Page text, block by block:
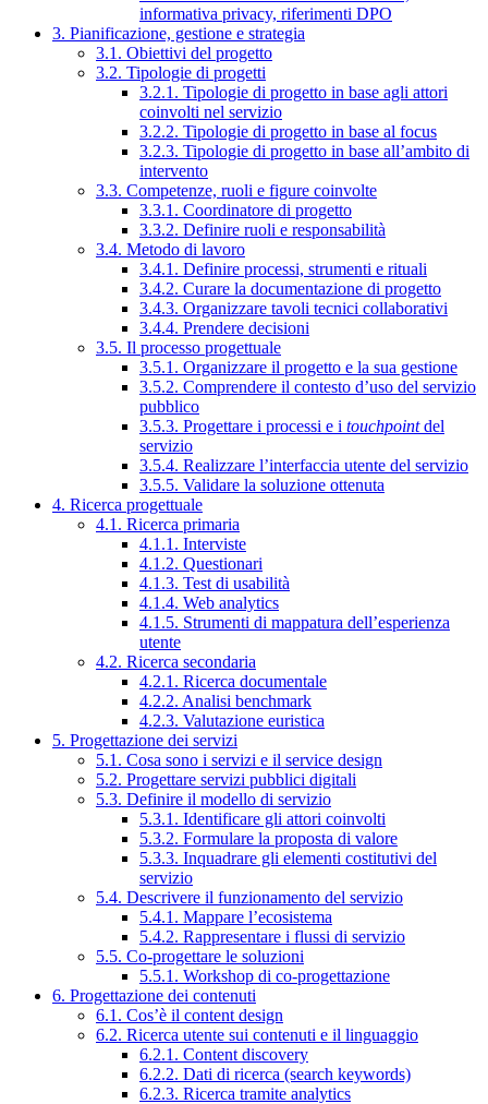
informativa privacy, riferimenti DPO
3. Pianificazione, gestione e strategia
3.1. Obiettivi del progetto
3.2. Tipologie di progetti
3.2.1. Tipologie di progetto in base agli attori
coinvolti nel servizio
3.2.2. Tipologie di progetto in base al focus
3.2.3. Tipologie di progetto in base all’ambito di
intervento
3.3. Competenze, ruoli e figure coinvolte
3.3.1. Coordinatore di progetto
3.3.2. Definire ruoli e responsabilità
3.4. Metodo di lavoro
3.4.1. Definire processi, strumenti e rituali
3.4.2. Curare la documentazione di progetto
3.4.3. Organizzare tavoli tecnici collaborativi
3.4.4. Prendere decisioni
3.5. Il processo progettuale
3.5.1. Organizzare il progetto e la sua gestione
3.5.2. Comprendere il contesto d’uso del servizio
pubblico
3.5.3. Progettare i processi e i touchpointdel
servizio
3.5.4. Realizzare l’interfaccia utente del servizio
3.5.5. Validare la soluzione ottenuta
4. Ricerca progettuale
4.1. Ricerca primaria
4.1.1. Interviste
4.1.2. Questionari
4.1.3. Test di usabilità
4.1.4. Web analytics
4.1.5. Strumenti di mappatura dell’esperienza
utente
4.2. Ricerca secondaria
4.2.1. Ricerca documentale
4.2.2. Analisi benchmark
4.2.3. Valutazione euristica
5. Progettazione dei servizi
5.1. Cosa sono i servizi e il service design
5.2. Progettare servizi pubblici digitali
5.3. Definire il modello di servizio
5.3.1. Identificare gli attori coinvolti
5.3.2. Formulare la proposta di valore
5.3.3. Inquadrare gli elementi costitutivi del
servizio
5.4. Descrivere il funzionamento del servizio
5.4.1. Mappare l’ecosistema
5.4.2. Rappresentare i flussi di servizio
5.5. Co-progettare le soluzioni
5.5.1. Workshop di co-progettazione
6. Progettazione dei contenuti
6.1. Cos’è il content design
6.2. Ricerca utente sui contenuti e il linguaggio
6.2.1. Content discovery
6.2.2. Dati di ricerca (search keywords)
6.2.3. Ricerca tramite analytics